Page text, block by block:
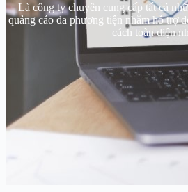
Là công ty chuyên cung cấp tất cả
quảng cáo đa phương tiện nhằm hỗ trợ
cách toàn diện